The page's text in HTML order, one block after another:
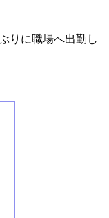
りに職場へ出勤し